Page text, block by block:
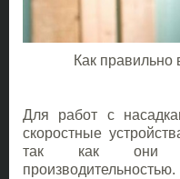
Как правильно
Для работ с
скоростные
так как они